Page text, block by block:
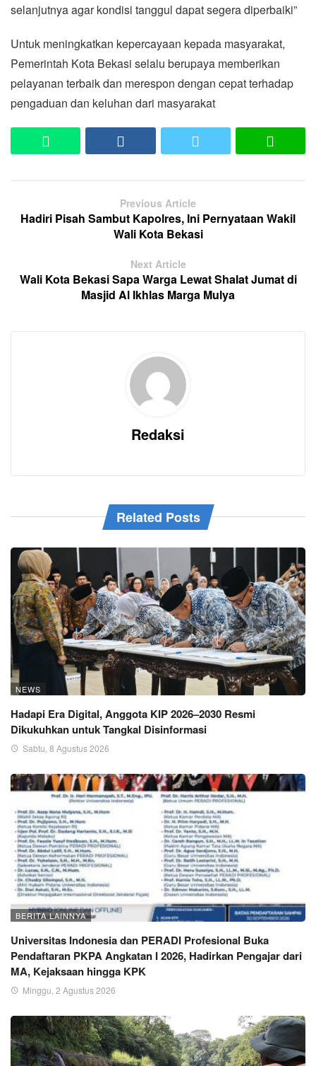
selanjutnya agar kondisi tanggul dapat segera diperbaiki”
Untuk meningkatkan kepercayaan kepada masyarakat,
Pemerintah Kota Bekasi selalu berupaya memberikan
pelayanan terbaik dan merespon dengan cepat terhadap
pengaduan dan keluhan dari masyarakat
Previous Article
Hadiri Pisah Sambut Kapolres, Ini Pernyataan Wakil
Wali Kota Bekasi
Next Article
Wali Kota Bekasi Sapa Warga Lewat Shalat Jumat di
Masjid Al Ikhlas Marga Mulya
Redaksi
Related Posts
NEWS
Hadapi Era Digital, Anggota KIP 2026–2030 Resmi
Dikukuhkan untuk Tangkal Disinformasi
Sabtu, 8 Agustus 2026
BERITA LAINNYA
Universitas Indonesia dan PERADI Profesional Buka
Pendaftaran PKPA Angkatan I 2026, Hadirkan Pengajar dari
MA, Kejaksaan hingga KPK
Minggu, 2 Agustus 2026